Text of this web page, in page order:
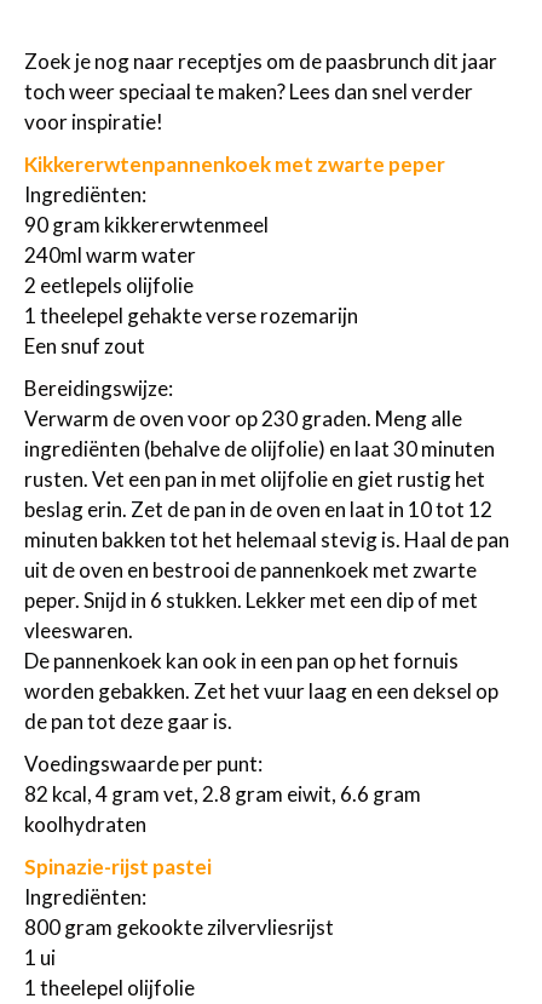
Zoek je nog naar receptjes om de paasbrunch dit jaar
toch weer speciaal te maken? Lees dan snel verder
voor inspiratie!
Kikkererwtenpannenkoek met zwarte peper
Ingrediënten:
90 gram kikkererwtenmeel
240ml warm water
2 eetlepels olijfolie
1 theelepel gehakte verse rozemarijn
Een snuf zout
Bereidingswijze:
Verwarm de oven voor op 230 graden. Meng alle
ingrediënten (behalve de olijfolie) en laat 30 minuten
rusten. Vet een pan in met olijfolie en giet rustig het
beslag erin. Zet de pan in de oven en laat in 10 tot 12
minuten bakken tot het helemaal stevig is. Haal de pan
uit de oven en bestrooi de pannenkoek met zwarte
peper. Snijd in 6 stukken. Lekker met een dip of met
vleeswaren.
De pannenkoek kan ook in een pan op het fornuis
worden gebakken. Zet het vuur laag en een deksel op
de pan tot deze gaar is.
Voedingswaarde per punt:
82 kcal, 4 gram vet, 2.8 gram eiwit, 6.6 gram
koolhydraten
Spinazie-rijst pastei
Ingrediënten:
800 gram gekookte zilvervliesrijst
1 ui
1 theelepel olijfolie